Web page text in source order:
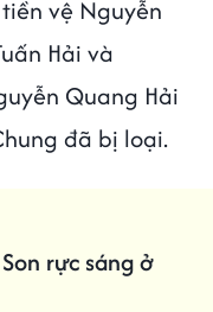
vệ Nguyễn
Hải và
Quang Hải
đã bị loại.
rực sáng ở